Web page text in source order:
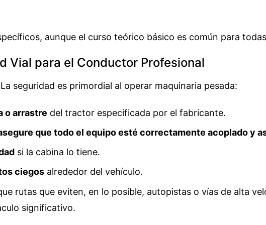
aunque el curso teórico básico es común para
Vial para el Conductor Profesional
seguridad es primordial al operar maquinaria pesada:
o arrastre del tractor especificada por el fabricante.
que todo el equipo esté correctamente acoplado y
si la cabina lo tiene.
ciegos alrededor del vehículo.
rutas que eviten, en lo posible, autopistas o vías de alta
significativo.